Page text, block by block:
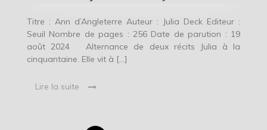
Titre : Ann d’Angleterre Auteur : Julia Deck Editeur :
Seuil Nombre de pages : 256 Date de parution : 19
août 2024 Alternance de deux récits Julia à la
cinquantaine. Elle vit à […]
Lire la suite